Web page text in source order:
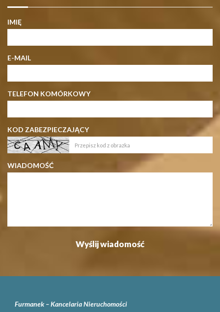
IMIĘ
E-MAIL
TELEFON KOMÓRKOWY
KOD ZABEZPIECZAJĄCY
WIADOMOŚĆ
Furmanek – Kancelaria Nieruchomości